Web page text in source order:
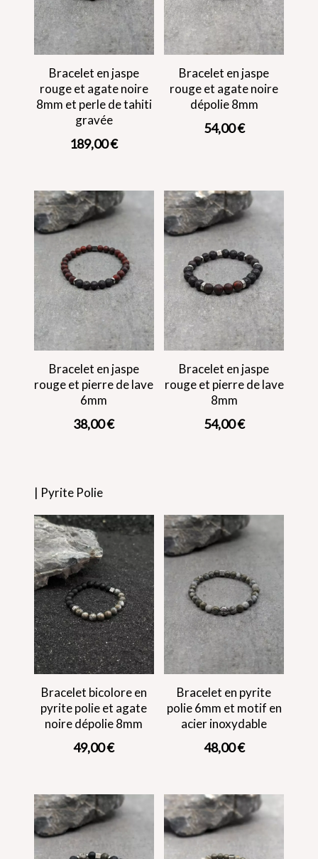
Bracelet en jaspe
rouge et agate noire
8mm et perle de tahiti
gravée
189,00€
Bracelet en jaspe
rouge et agate noire
dépolie 8mm
54,00€
Bracelet en jaspe
rouge et pierre de lave
6mm
38,00€
Bracelet en jaspe
rouge et pierre de lave
8mm
54,00€
| Pyrite Polie
Bracelet bicolore en
pyrite polie et agate
noire dépolie 8mm
49,00€
Bracelet en pyrite
polie 6mm et motif en
acier inoxydable
48,00€